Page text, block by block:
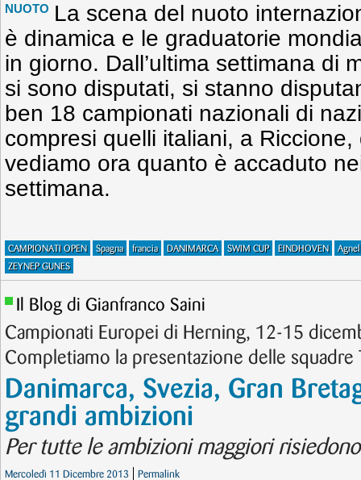
NUOTO La scena del nuoto
è dinamica e le graduatorie
in giorno. Dall’ultima settimana di
si sono disputati, si stanno
ben 18 campionati nazionali di
compresi quelli italiani, a
vediamo ora quanto è accaduto
settimana.
CAMPIONATI OPEN Spagna francia DANIMARCA SWIM CUP EINDHOVEN
Agnel
ZEYNEP GUNES
Il Blog di Gianfranco Saini
Campionati Europei di Herning, 12-15
Completiamo la presentazione delle squadre
Danimarca, Svezia, Gran
grandi ambizioni
Per tutte le ambizioni maggiori
Mercoledì 11 Dicembre 2013 Permalink